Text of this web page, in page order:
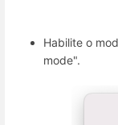
Habilite o
mode".